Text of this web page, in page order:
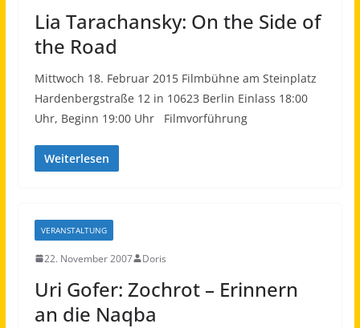
Lia Tarachansky: On the Side of
the Road
Mittwoch 18. Februar 2015 Filmbühne am Steinplatz
Hardenbergstraße 12 in 10623 Berlin Einlass 18:00
Uhr, Beginn 19:00 Uhr Filmvorführung
Weiterlesen
VERANSTALTUNG
22. November 2007 Doris
Uri Gofer: Zochrot – Erinnern
an die Naqba